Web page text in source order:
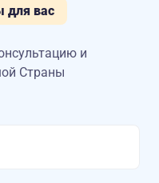
для вас
и
Страны